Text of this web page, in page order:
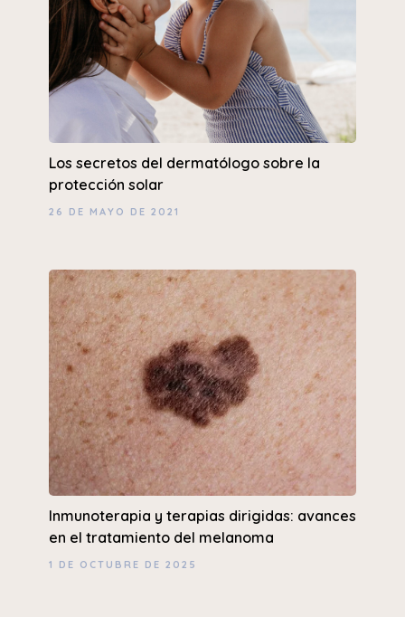
Los secretos del dermatólogo sobre la
protección solar
26 DE MAYO DE 2021
Inmunoterapia y terapias dirigidas: avances
en el tratamiento del melanoma
1 DE OCTUBRE DE 2025